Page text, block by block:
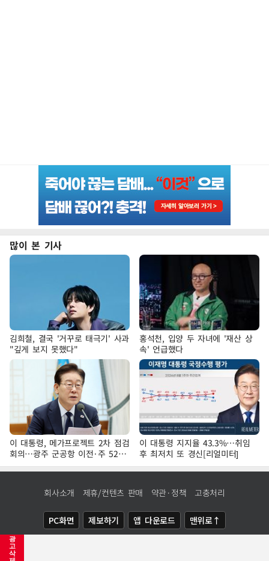
광
고
삭
많이 본 기사
김희철, 결국 '거꾸로 태극기' 사과
"깊게 보지 못했다"
홍석천, 입양 두 자녀에 '재산 상
속' 언급했다
이 대통령, 메가프로젝트 2차 점검
회의…광주 군공항 이전·주 52시
간 예외 등 논의
이 대통령 지지율 43.3%…취임
후 최저치 또 경신[리얼미터]
회사소개 제휴/컨텐츠 판매 약관·정책 고충처리
PC화면 제보하기 앱 다운로드 맨위로↑